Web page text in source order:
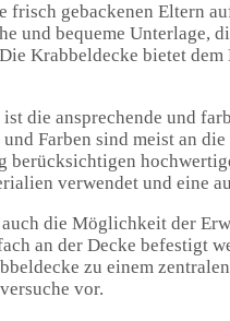
gebackenen Eltern
und bequeme
Krabbeldecke bietet
die ansprechende und
Farben sind meist an
verwendet und eine
die Möglichkeit der
an der Decke befestigt
zu einem
vor.